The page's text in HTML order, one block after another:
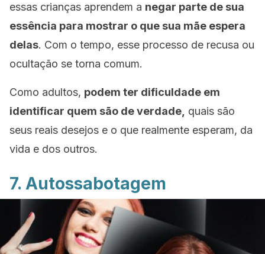
essas crianças aprendem a negar parte de sua
essência para mostrar o que sua mãe espera
delas. Com o tempo, esse processo de recusa ou
ocultação se torna comum.
Como adultos, podem ter dificuldade em
identificar quem são de verdade, quais são
seus reais desejos e o que realmente esperam, da
vida e dos outros.
7. Autossabotagem